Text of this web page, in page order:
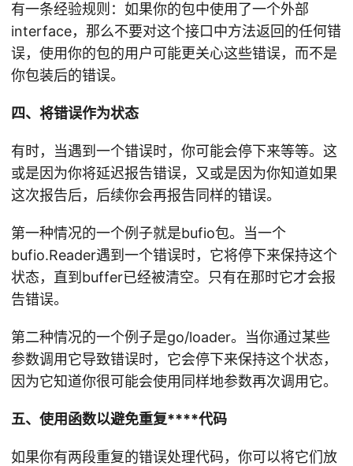
有一条经验规则：如果你的包中使用了一个外部
interface，那么不要对这个接口中方法返回的任何错
误，使用你的包的用户可能更关心这些错误，而不是
你包装后的错误。
四、将错误作为状态
有时，当遇到一个错误时，你可能会停下来等等。这
或是因为你将延迟报告错误，又或是因为你知道如果
这次报告后，后续你会再报告同样的错误。
第一种情况的一个例子就是bufio包。当一个
bufio.Reader遇到一个错误时，它将停下来保持这个
状态，直到buffer已经被清空。只有在那时它才会报
告错误。
第二种情况的一个例子是go/loader。当你通过某些
参数调用它导致错误时，它会停下来保持这个状态，
因为它知道你很可能会使用同样地参数再次调用它。
五、使用函数以避免重复****代码
如果你有两段重复的错误处理代码，你可以将它们放